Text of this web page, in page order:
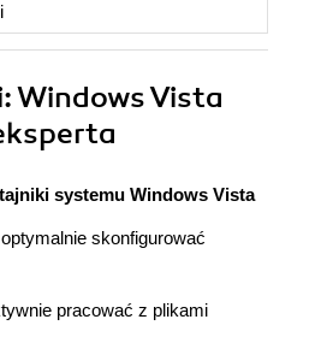
: Windows Vista
systemu Windows Vista
skonfigurować
pracować z plikami